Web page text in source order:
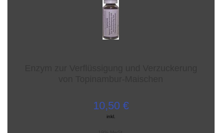
10,50 €
inkl.